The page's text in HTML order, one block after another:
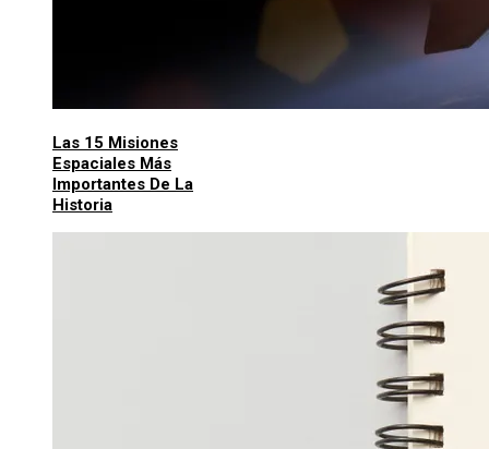
Las 15 Misiones
Espaciales Más
Importantes De La
Historia